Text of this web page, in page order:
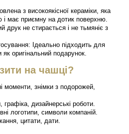
з високоякісної кераміки, яка
і має приємну на дотик поверхню.
друк не стирається і не тьмяніє з
Ідеально підходить для
оригінальний подарунок.
на чашці?
моменти, знімки з подорожей,
графіка, дизайнерські роботи.
логотипи, символи компаній.
цитати, дати.